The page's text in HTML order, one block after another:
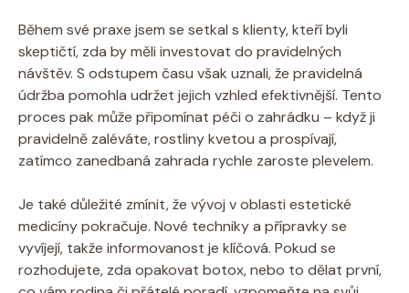
Během své praxe jsem se‌ setkal s klienty, kteří byli
skeptičtí, zda by měli investovat do pravidelných
návštěv.​ S odstupem⁢ času však ⁢uznali, že pravidelná⁤
údržba pomohla udržet jejich vzhled efektivnější.‍ Tento
proces pak může ⁤připomínat péči o zahrádku – když ji
pravidelně zaléváte, rostliny kvetou a ⁢prospívají,
zatímco⁣ zanedbaná zahrada ⁢rychle zaroste plevelem.
Je také ​důležité ⁤zmínit, ⁤že vývoj v oblasti estetické
medicíny⁢ pokračuje. Nové techniky a přípravky ⁣se
vyvíjejí, takže informovanost je ⁢klíčová. Pokud se​
rozhodujete, zda opakovat botox, nebo to‌ dělat první,